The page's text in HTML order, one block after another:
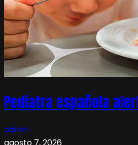
Pediatra española
admin